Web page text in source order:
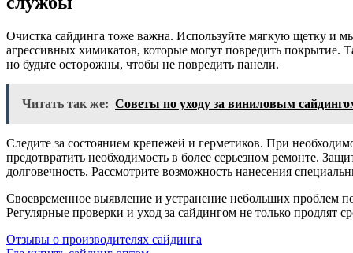
Очистка сайдинга тоже важна. Используйте мягкую щетку и
агрессивных химикатов, которые могут повредить покрытие.
но будьте осторожны, чтобы не повредить панели.
Читать так же: Советы по уходу за виниловым
Следите за состоянием крепежей и герметиков. При
предотвратить необходимость в более серьезном ремонте.
долговечность. Рассмотрите возможность нанесения
Своевременное выявление и устранение небольших проблем
Регулярные проверки и уход за сайдингом не только продлят
Навигация
Отзывы о производителях сайдинга